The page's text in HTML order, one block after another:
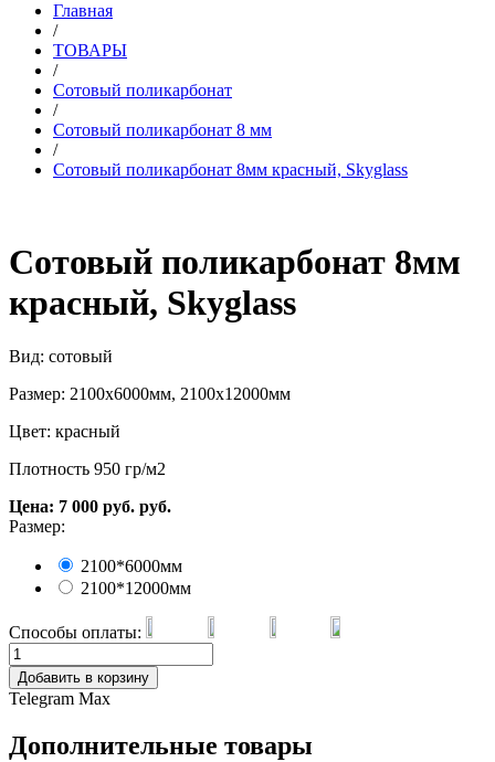
Главная
/
ТОВАРЫ
/
Сотовый поликарбонат
/
Сотовый поликарбонат 8 мм
/
Сотовый поликарбонат 8мм красный, Skyglass
Сотовый поликарбонат 8мм
красный, Skyglass
Вид: сотовый
Размер: 2100х6000мм, 2100х12000мм
Цвет: красный
Плотность 950 гр/м2
Цена: 7 000 руб. руб.
Размер:
2100*6000мм
2100*12000мм
Способы оплаты:
Добавить в корзину
Telegram Max
Дополнительные товары